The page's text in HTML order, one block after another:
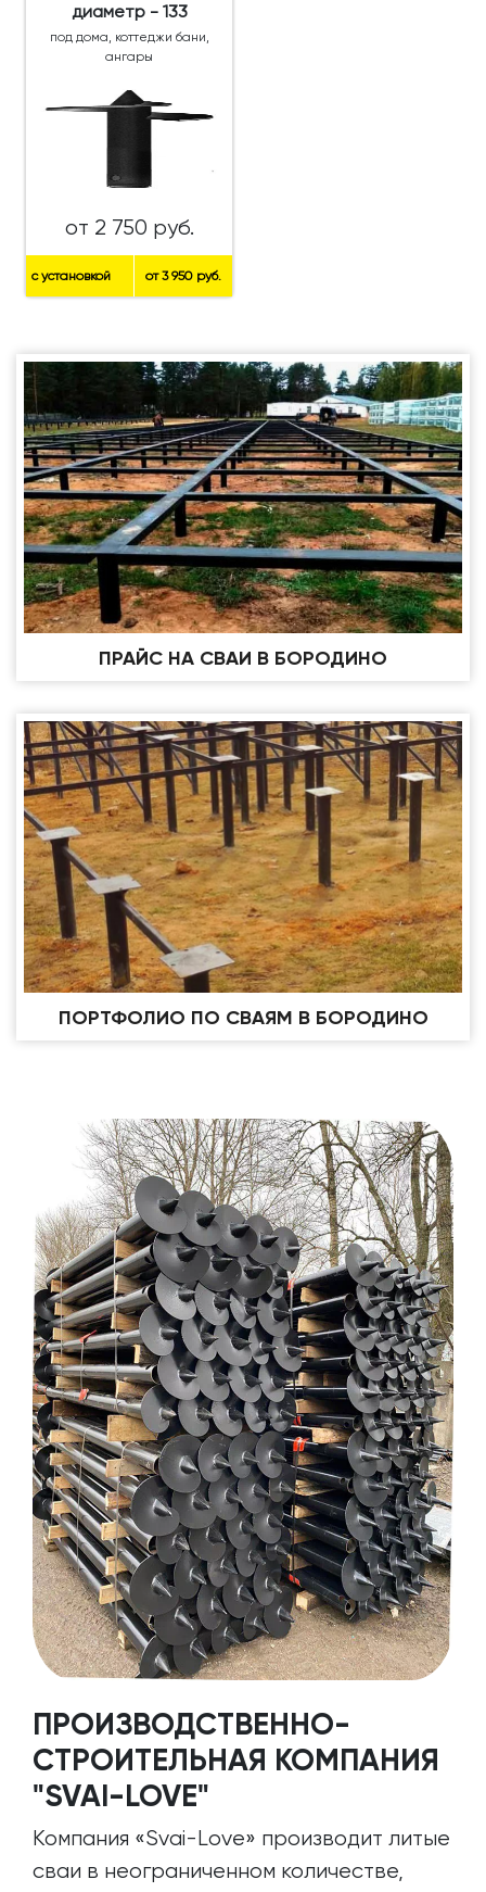
диаметр - 133
под дома, коттеджи бани,
ангары
от 2 750 руб.
с установкой от 3 950 руб.
ПРАЙС НА СВАИ В БОРОДИНО
ПОРТФОЛИО ПО СВАЯМ В БОРОДИНО
ПРОИЗВОДСТВЕННО-
СТРОИТЕЛЬНАЯ КОМПАНИЯ
"SVAI-LOVE"
Компания «Svai-Love» производит литые
сваи в неограниченном количестве,